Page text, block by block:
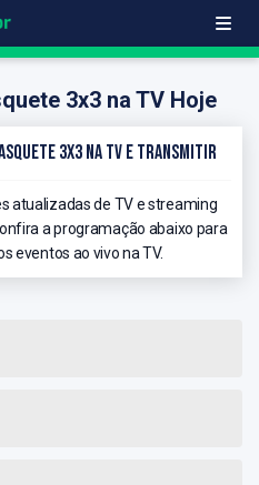
3x3 na TV Hoje
3x3 na TV e Transmitir
atualizadas de TV e streaming
a programação abaixo para
eventos ao vivo na TV.